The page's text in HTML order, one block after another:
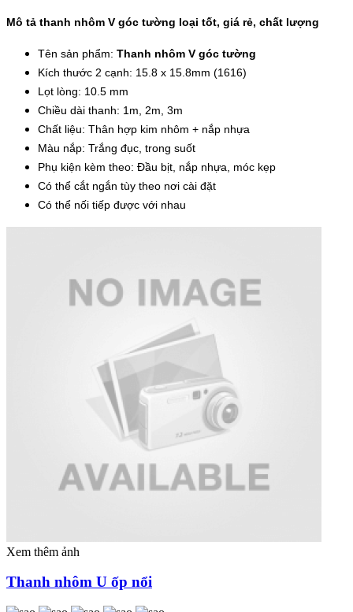
Mô tả thanh nhôm V góc tường loại tốt, giá rẻ, chất lượng
Tên sản phẩm: Thanh nhôm V góc tường
Kích thước 2 cạnh: 15.8 x 15.8mm (1616)
Lọt lòng: 10.5 mm
Chiều dài thanh: 1m, 2m, 3m
Chất liệu: Thân hợp kim nhôm + nắp nhựa
Màu nắp: Trắng đục, trong suốt
Phụ kiện kèm theo: Đầu bịt, nắp nhựa, móc kẹp
Có thể cắt ngắn tùy theo nơi cài đặt
Có thể nối tiếp được với nhau
Xem thêm ảnh
Thanh nhôm U ốp nổi